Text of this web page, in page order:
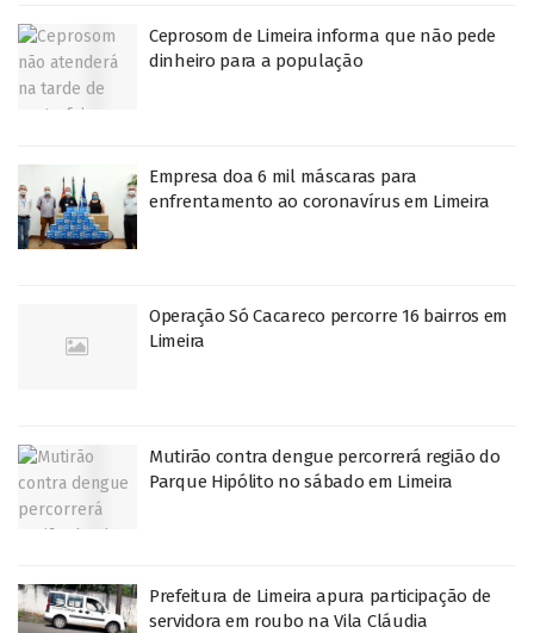
Ceprosom de Limeira informa que não pede
dinheiro para a população
Empresa doa 6 mil máscaras para
enfrentamento ao coronavírus em Limeira
Operação Só Cacareco percorre 16 bairros em
Limeira
Mutirão contra dengue percorrerá região do
Parque Hipólito no sábado em Limeira
Prefeitura de Limeira apura participação de
servidora em roubo na Vila Cláudia